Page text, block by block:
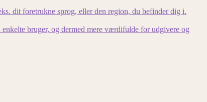
dit foretrukne sprog, eller den region, du befinder dig i.
bruger, og dermed mere værdifulde for udgivere og